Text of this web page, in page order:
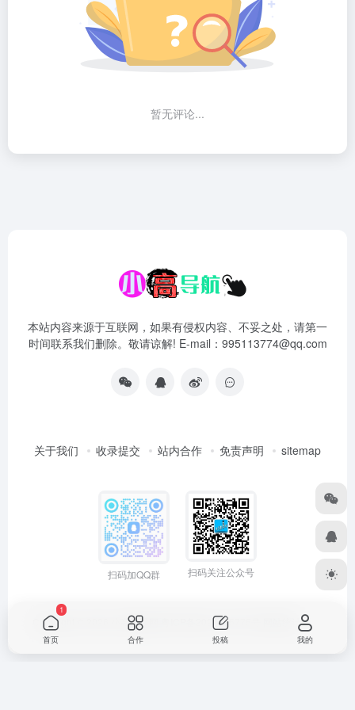
暂无评论...
本站内容来源于互联网，如果有侵权内容、不妥之处，请第一
时间联系我们删除。敬请谅解! E-mail：995113774@qq.com
关于我们 收录提交 站内合作 免责声明 sitemap
扫码加QQ群 扫码关注公众号
Copyright © 2026 小高导航网 粤ICP备2021165775号 网站统计
首页
1
合作 投稿 我的